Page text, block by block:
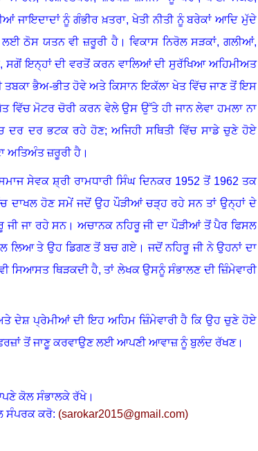
ਜਾਇਦਾਦਾਂ ਨੂੰ ਗੰਭੀਰ ਖ਼ਤਰਾ,ਖੇਤੀ ਨੀਤੀ ਨੂੰ ਬਰੇਕਾਂ ਆਦਿ ਮੁੱਦੇ
ਠੋਸ ਯਤਨ ਵੀ ਜ਼ਰੂਰੀ ਹੈ।ਵਿਕਾਸ ਨਿਰੋਲ ਸੜਕਾਂ,ਗਲੀਆਂ,
, ਸਗੋਂ ਇਨ੍ਹਾਂ ਦੀ ਵਰਤੋਂ ਕਰਨ ਵਾਲਿਆਂ ਦੀ ਸੁਰੱਖਿਆ ਅਹਿਮੀਅਤ
ਤਬਕਾ ਭੈਅ-ਭੀਤ ਹੋਵੇ ਅਤੇ ਕਿਸਾਨ ਇਕੱਲਾ ਖੇਤ ਵਿੱਚ ਜਾਣ ਤੋਂ ਇਸ
ਵਿੱਚ ਮੋਟਰ ਚੋਰੀ ਕਰਨ ਵੇਲੇ ਉਸ ਉੱਤੇ ਹੀ ਜਾਨ ਲੇਵਾ ਹਮਲਾ ਨਾ
ਦਰ ਦਰ ਭਟਕ ਰਹੇ ਹੋਣ; ਅਜਿਹੀ ਸਥਿਤੀ ਵਿੱਚ ਸਾਡੇ ਚੁਣੇ ਹੋਏ
ਅਤਿਅੰਤ ਜ਼ਰੂਰੀ ਹੈ ।
ਸੇਵਕ ਸ਼੍ਰੀ ਰਾਮਧਾਰੀ ਸਿੰਘ ਦਿਨਕਰ 1952 ਤੋਂ 1962 ਤਕ
ਦਾਖਲ ਹੋਣ ਸਮੇਂ ਜਦੋਂ ਉਹ ਪੌੜੀਆਂ ਚੜ੍ਹ ਰਹੇ ਸਨ ਤਾਂ ਉਨ੍ਹਾਂ ਦੇ
ਜੀ ਜਾ ਰਹੇ ਸਨ।ਅਚਾਨਕ ਨਹਿਰੂ ਜੀ ਦਾ ਪੌੜੀਆਂ ਤੋਂ ਪੈਰ ਫਿਸਲ
ਲਿਆ ਤੇ ਉਹ ਡਿਗਣ ਤੋਂ ਬਚ ਗਏ।ਜਦੋਂ ਨਹਿਰੂ ਜੀ ਨੇ ਉਹਨਾਂ ਦਾ
ਸਿਆਸਤ ਥਿੜਕਦੀ ਹੈ,ਤਾਂ ਲੇਖਕ ਉਸਨੂੰ ਸੰਭਾਲਣ ਦੀ ਜ਼ਿੰਮੇਵਾਰੀ
ਦੇਸ਼ ਪ੍ਰੇਮੀਆਂ ਦੀ ਇਹ ਅਹਿਮ ਜ਼ਿੰਮੇਵਾਰੀ ਹੈ ਕਿ ਉਹ ਚੁਣੇ ਹੋਏ
ਤੋਂ ਜਾਣੂ ਕਰਵਾਉਣ ਲਈ ਆਪਣੀ ਆਵਾਜ਼ ਨੂੰ ਬੁਲੰਦ ਰੱਖਣ।
ਕੋਲ ਸੰਭਾਲਕੇ ਰੱਖੇ।
ਸੰਪਰਕ ਕਰੋ: (sarokar2015@gmail.com)